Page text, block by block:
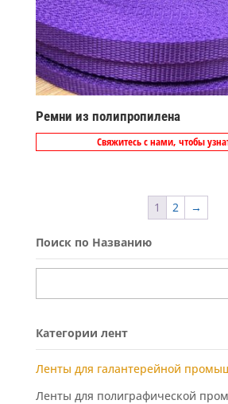
Ремни из полипропилена
Свяжитесь с нами, чтобы
1 2 →
Поиск по Названию
Категории лент
Ленты для галантерейной
Ленты для полиграфической